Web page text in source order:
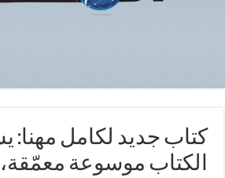
كتاب جديد لكامل مهنا:
الكتاب موسوعة